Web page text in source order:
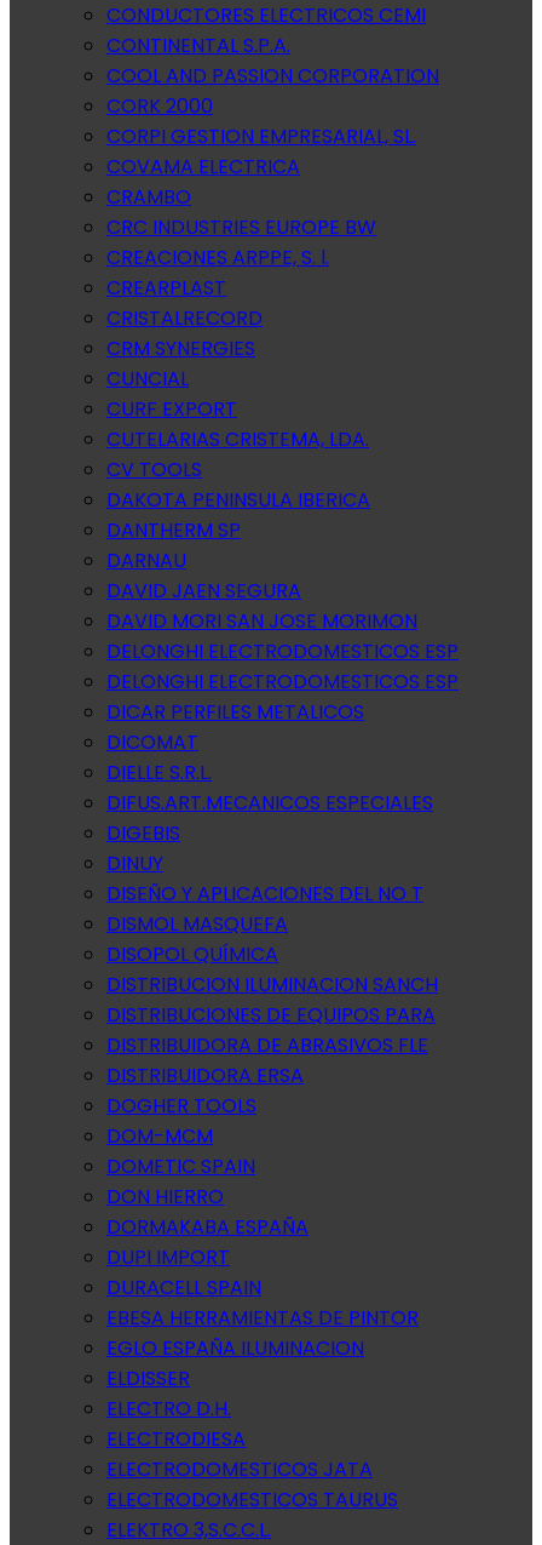
CONDUCTORES ELECTRICOS CEMI
CONTINENTAL S.P.A.
COOL AND PASSION CORPORATION
CORK 2000
CORPI GESTION EMPRESARIAL, SL.
COVAMA ELECTRICA
CRAMBO
CRC INDUSTRIES EUROPE BW
CREACIONES ARPPE, S. l.
CREARPLAST
CRISTALRECORD
CRM SYNERGIES
CUNCIAL
CURF EXPORT
CUTELARIAS CRISTEMA, LDA.
CV TOOLS
DAKOTA PENINSULA IBERICA
DANTHERM SP
DARNAU
DAVID JAEN SEGURA
DAVID MORI SAN JOSE MORIMON
DELONGHI ELECTRODOMESTICOS ESP
DELONGHI ELECTRODOMESTICOS ESP
DICAR PERFILES METALICOS
DICOMAT
DIELLE S.R.L.
DIFUS.ART.MECANICOS ESPECIALES
DIGEBIS
DINUY
DISEÑO Y APLICACIONES DEL NO T
DISMOL MASQUEFA
DISOPOL QUÍMICA
DISTRIBUCION ILUMINACION SANCH
DISTRIBUCIONES DE EQUIPOS PARA
DISTRIBUIDORA DE ABRASIVOS FLE
DISTRIBUIDORA ERSA
DOGHER TOOLS
DOM-MCM
DOMETIC SPAIN
DON HIERRO
DORMAKABA ESPAÑA
DUPI IMPORT
DURACELL SPAIN
EBESA HERRAMIENTAS DE PINTOR
EGLO ESPAÑA ILUMINACION
ELDISSER
ELECTRO D.H.
ELECTRODIESA
ELECTRODOMESTICOS JATA
ELECTRODOMESTICOS TAURUS
ELEKTRO 3,S.C.C.L.